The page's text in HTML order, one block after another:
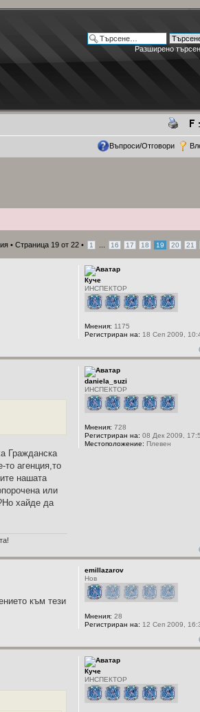
Разширено
Въпроси/Отговори
• Страница 19 от 22 • 1 16 17 18 19 20 21
Куче
ИНСПЕКТОР
Мнения: 1175
Регистриран на: 18 Сеп 2009,
Гражданска
то агенция,то
нашата
или
хайде да
daniela_suzi
ИНСПЕКТОР
Мнения: 728
Регистриран на: 08 Дек 2009,
Местоположение: Плевен
към тези
emillazarov
Нов
Мнения: 28
Регистриран на: 12 Сеп 2009,
Куче
ИНСПЕКТОР